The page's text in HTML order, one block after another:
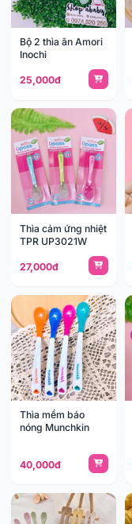
Bộ 2 thìa ăn Amori
Inochi
25,000đ
Thìa cảm ứng nhiệt
TPR UP3021W
27,000đ
Thìa mềm báo
nóng Munchkin
40,000đ